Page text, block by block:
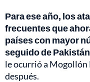
Para ese año, los
frecuentes que
países con mayor
seguido de
le ocurrió a Mogollón
después.